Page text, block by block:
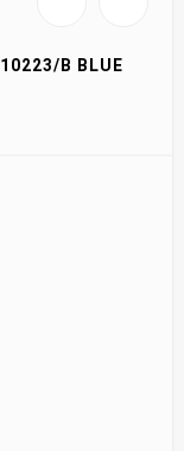
10223/B BLUE